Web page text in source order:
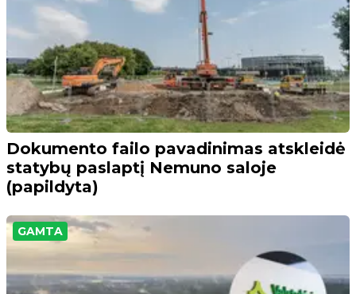
Dokumento failo pavadinimas atskleidė
statybų paslaptį Nemuno saloje
(papildyta)
GAMTA